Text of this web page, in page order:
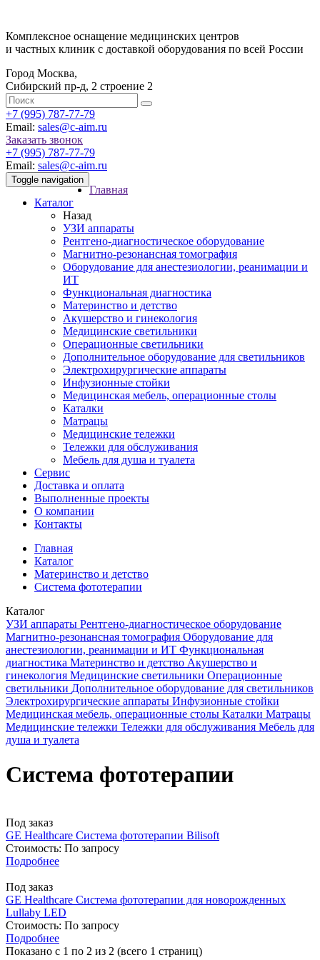
Комплексное оснащение медицинских центров
и частных клиник с доставкой оборудования по всей России
Город Москва,
Сибирский пр-д, 2 строение 2
‎+7 (995) 787-77-79
Email: sales@c-aim.ru
Заказать звонок
‎+7 (995) 787-77-79
Email: sales@c-aim.ru
Toggle navigation
Главная
Каталог
Назад
УЗИ аппараты
Рентгено-диагностическое оборудование
Магнитно-резонансная томография
Оборудование для анестезиологии, реанимации и
ИТ
Функциональная диагностика
Материнство и детство
Акушерство и гинекология
Медицинские светильники
Операционные светильники
Дополнительное оборудование для светильников
Электрохирургические аппараты
Инфузионные стойки
Медицинская мебель, операционные столы
Каталки
Матрацы
Медицинские тележки
Тележки для обслуживания
Мебель для душа и туалета
Сервис
Доставка и оплата
Выполненные проекты
О компании
Контакты
Главная
Каталог
Материнство и детство
Система фототерапии
Каталог
УЗИ аппараты Рентгено-диагностическое оборудование
Магнитно-резонансная томография Оборудование для
анестезиологии, реанимации и ИТ Функциональная
диагностика Материнство и детство Акушерство и
гинекология Медицинские светильники Операционные
светильники Дополнительное оборудование для светильников
Электрохирургические аппараты Инфузионные стойки
Медицинская мебель, операционные столы Каталки Матрацы
Медицинские тележки Тележки для обслуживания Мебель для
душа и туалета
Система фототерапии
Под заказ
GE Healthcare Система фототерапии Bilisoft
Стоимость: По запросу
Подробнее
Под заказ
GE Healthcare Система фототерапии для новорожденных
Lullaby LED
Стоимость: По запросу
Подробнее
Показано с 1 по 2 из 2 (всего 1 страниц)